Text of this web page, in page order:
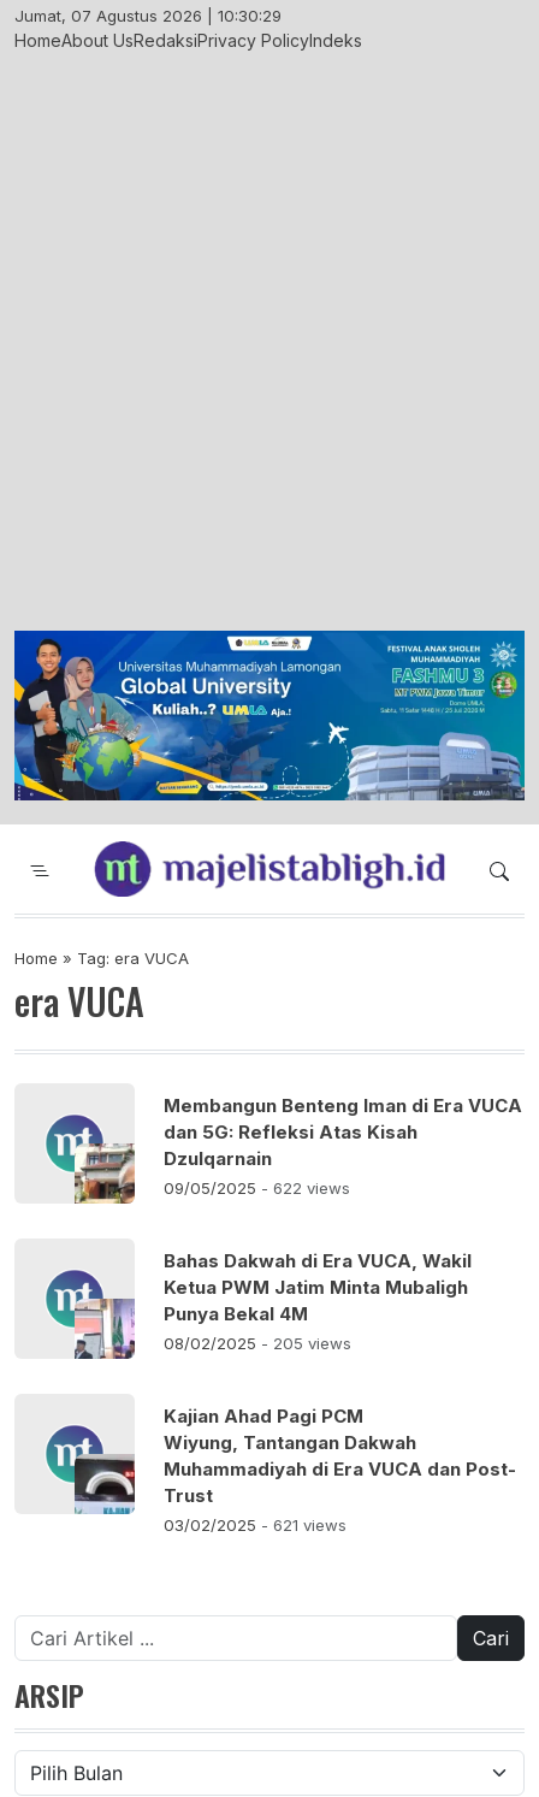
Skip
to
Jumat, 07 Agustus 2026 | 10:30:29
HomeAbout UsRedaksiPrivacy PolicyIndeks
Majelis Tabligh Muhammadiyah
Syiar Dakwah Islam Berkemajuan dan
Home » Tag: era VUCA
era VUCA
Membangun Benteng Iman di Era VUCA
dan 5G: Refleksi Atas Kisah
Dzulqarnain
09/05/2025 - 622 views
Bahas Dakwah di Era VUCA, Wakil
Ketua PWM Jatim Minta Mubaligh
Punya Bekal 4M
08/02/2025 - 205 views
Kajian Ahad Pagi PCM
Wiyung, Tantangan Dakwah
Muhammadiyah di Era VUCA dan Post-
Trust
03/02/2025 - 621 views
Cari
untuk:
ARSIP
Arsip